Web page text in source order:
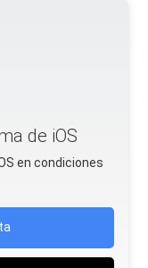
de iOS
en condiciones